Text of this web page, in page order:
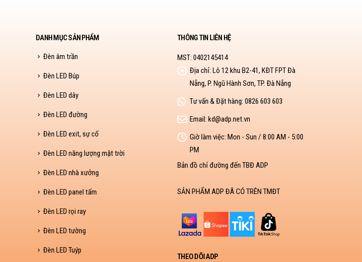
DANH MỤC SẢN PHẨM
Đèn âm trần
Đèn LED Búp
Đèn LED dây
Đèn LED đường
Đèn LED exit, sự cố
Đèn LED năng lượng mặt trời
Đèn LED nhà xưởng
Đèn LED panel tấm
Đèn LED rọi ray
Đèn LED tường
Đèn LED Tuýp
THÔNG TIN LIÊN HỆ
MST: 0402145414
Địa chỉ: Lô 12 khu B2-41, KĐT FPT Đà
Nẵng, P. Ngũ Hành Sơn, TP. Đà Nẵng
Tư vấn & Đặt hàng: 0826 603 603
Email: kd@adp.net.vn
Giờ làm việc: Mon - Sun / 8:00 AM - 5:00
PM
Bản đồ chỉ đường đến TBĐ ADP
SẢN PHẨM ADP ĐÃ CÓ TRÊN TMĐT
THEO DÕI ADP